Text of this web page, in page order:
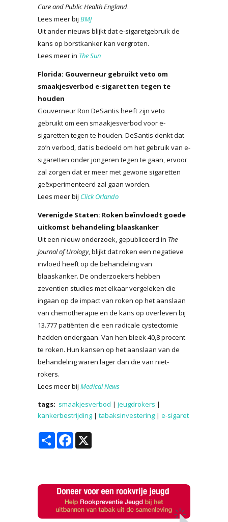
Care and Public HealthEngland.
Lees meer bij BMJ
Uit ander nieuws blijkt dat e-sigaretgebruik de
kans op borstkanker kan vergroten.
Lees meer in The Sun
Florida: Gouverneur gebruikt veto om
smaakjesverbod e-sigaretten tegen te
houden
Gouverneur Ron DeSantis heeft zijn veto
gebruikt om een smaakjesverbod voor e-
sigaretten tegen te houden. DeSantis denkt dat
zo’n verbod, dat is bedoeld om het gebruik van e-
sigaretten onder jongeren tegen te gaan, ervoor
zal zorgen dat er meer met gewone sigaretten
geëxperimenteerd zal gaan worden.
Lees meer bij Click Orlando
Verenigde Staten: Roken beïnvloedt goede
uitkomst behandeling blaaskanker
Uit een nieuw onderzoek, gepubliceerd in The
Journal of Urology, blijkt dat roken een negatieve
invloed heeft op de behandeling van
blaaskanker. De onderzoekers hebben
zeventien studies met elkaar vergeleken die
ingaan op de impact van roken op het aanslaan
van chemotherapie en de kans op overleven bij
13.777 patiënten die een radicale cystectomie
hadden ondergaan. Van hen bleek 40,8 procent
te roken. Hun kansen op het aanslaan van de
behandeling waren lager dan die van niet-
rokers.
Lees meer bij Medical News
tags: smaakjesverbod | jeugdrokers |
kankerbestrijding | tabaksinvestering | e-sigaret
Share Facebook